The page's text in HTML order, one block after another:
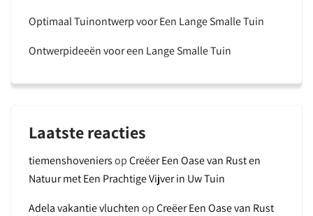
Optimaal Tuinontwerp voor Een Lange Smalle Tuin
Ontwerpideeën voor een Lange Smalle Tuin
Laatste reacties
tiemenshoveniersopCreëer Een Oase van Rust en
Natuur met Een Prachtige Vijver in Uw Tuin
Adela vakantie vluchtenopCreëer Een Oase van Rust